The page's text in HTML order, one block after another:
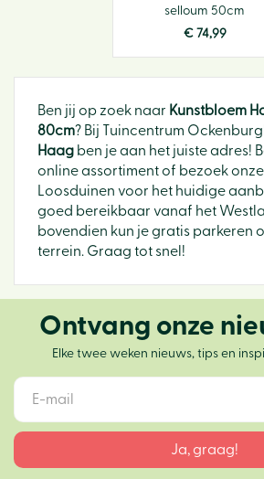
selloum 50cm
€ 74,99
Ben jij op zoek naar Kunstbloem
80cm? Bij Tuincentrum
Haag ben je aan het juiste adres!
online assortiment of bezoek
Loosduinen voor het huidige
goed bereikbaar vanaf het
bovendien kun je gratis parkeren
terrein. Graag tot snel!
Ontvang onze
Elke twee weken nieuws, tips en